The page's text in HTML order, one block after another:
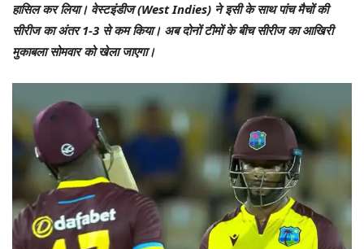
हासिल कर लिया। वेस्‍टइंडीज (West Indies) ने इसी के साथ पांच मैचों की
सीरीज का अंतर 1-3 से कम किया। अब दोनों टीमों के बीच सीरीज का आखिरी
मुकाबला सोमवार को खेला जाएगा।